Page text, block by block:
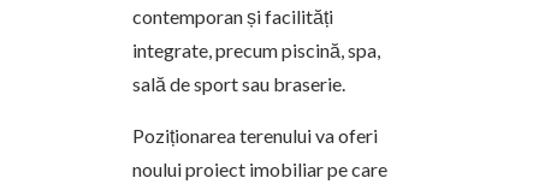
contemporan și facilități
integrate, precum piscină, spa,
sală de sport sau braserie.
Poziționarea terenului va oferi
noului proiect imobiliar pe care